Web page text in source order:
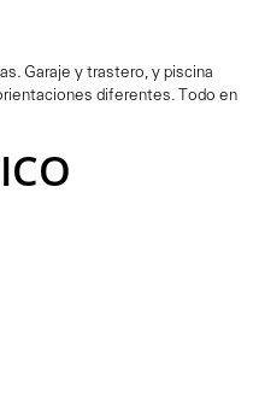
Garaje y trastero, y piscina
diferentes. Todo en